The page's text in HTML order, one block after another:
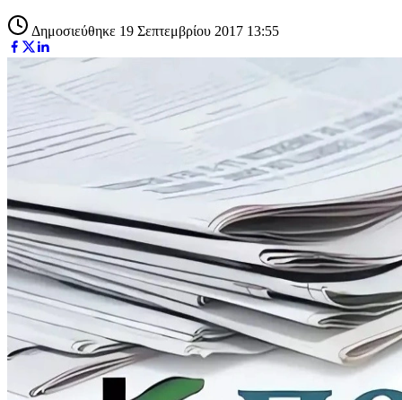
Δημοσιεύθηκε 19 Σεπτεμβρίου 2017 13:55